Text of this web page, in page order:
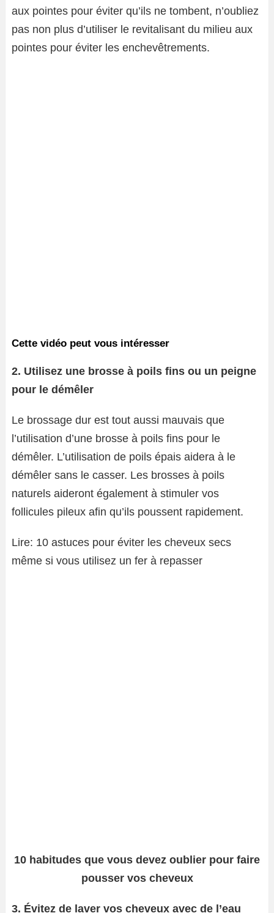
aux pointes pour éviter qu’ils ne tombent, n’oubliez
pas non plus d’utiliser le revitalisant du milieu aux
pointes pour éviter les enchevêtrements.
Cette vidéo peut vous intéresser
2. Utilisez une brosse à poils fins ou un peigne
pour le démêler
Le brossage dur est tout aussi mauvais que
l’utilisation d’une brosse à poils fins pour le
démêler. L’utilisation de poils épais aidera à le
démêler sans le casser. Les brosses à poils
naturels aideront également à stimuler vos
follicules pileux afin qu’ils poussent rapidement.
Lire: 10 astuces pour éviter les cheveux secs
même si vous utilisez un fer à repasser
10 habitudes que vous devez oublier pour faire
pousser vos cheveux
3. Évitez de laver vos cheveux avec de l’eau